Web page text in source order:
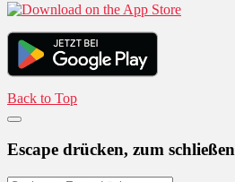
Back to Top
Escape drücken, zum schließen